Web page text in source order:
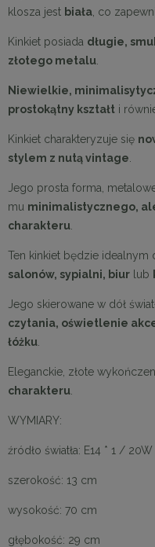
klosza jest biała , co
Kinkiet posiada długie,
złotego metalu
Niewielkie,
prostokątny kształt i
Kinkiet charakteryzuje się
stylem z nutą vintage
Jego prosta forma,
mu minimalistycznego,
charakteru
Ten kinkiet będzie idealnym
salonów, sypialni, biur lub
Jego skierowane w dół
czytania, oświetlenie
łóżku
Eleganckie, złote
charakteru
WYMIARY:
źródło światła: E14 * 1 / 20W
szerokość: 13 cm
wysokość: 70 cm
głębokość: 29 cm